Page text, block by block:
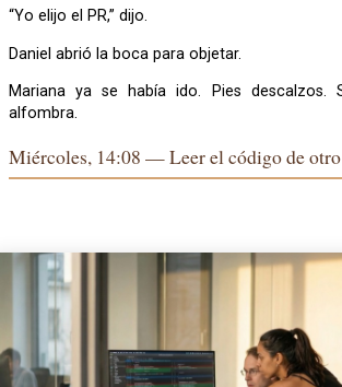
“Yo elijo el PR,” dijo.
Daniel abrió la boca para objetar.
Mariana ya se había ido. Pies descalzos. Silenciosa sobre la
alfombra.
Miércoles, 14:08 — Leer el código de otro